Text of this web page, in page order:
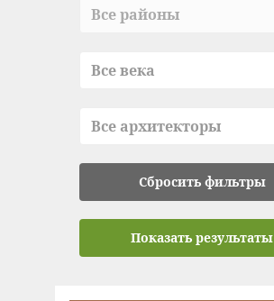
Все районы
Все века
Все архитекторы
Сбросить фильтры
Показать результаты